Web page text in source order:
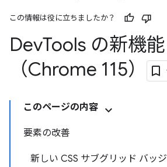
この情報は役に立ちましたか？
DevTools の新機能
（Chrome 115）
このページの内容
要素の改善
新しい CSS サブグリッド バッジ